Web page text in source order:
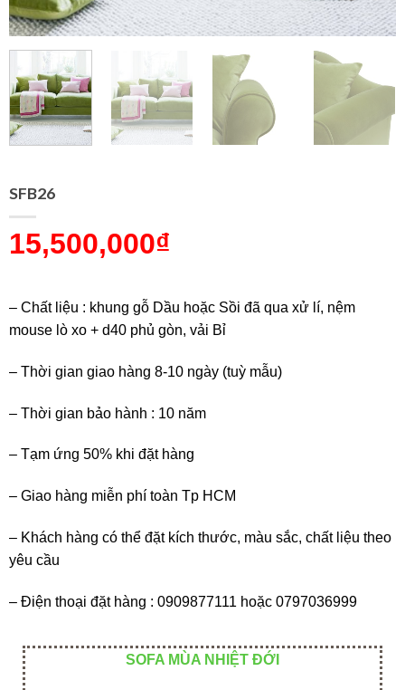
SFB26
15,500,000₫
– Chất liệu : khung gỗ Dầu hoặc Sồi đã qua xử lí, nệm
mouse lò xo + d40 phủ gòn, vải Bỉ
– Thời gian giao hàng 8-10 ngày (tuỳ mẫu)
– Thời gian bảo hành : 10 năm
– Tạm ứng 50% khi đặt hàng
– Giao hàng miễn phí toàn Tp HCM
– Khách hàng có thể đặt kích thước, màu sắc, chất liệu theo
yêu cầu
– Điện thoại đặt hàng : 0909877111 hoặc 0797036999
SOFA MÙA NHIỆT ĐỚI